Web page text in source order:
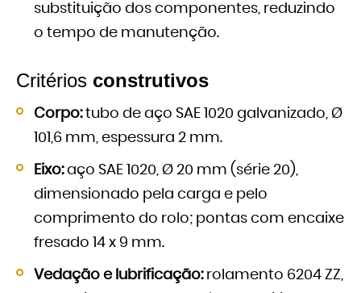
substituição dos componentes, reduzindo
o tempo de manutenção.
Critérios construtivos
Corpo:tubo de aço SAE 1020 galvanizado, Ø
101,6 mm, espessura 2 mm.
Eixo:aço SAE 1020, Ø 20 mm (série 20),
dimensionado pela carga e pelo
comprimento do rolo; pontas com encaixe
fresado 14 x 9 mm.
Vedação e lubrificação:rolamento 6204 ZZ,